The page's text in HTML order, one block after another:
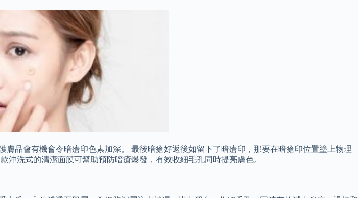
品會有機會令暗瘡印色素加深。 最後暗瘡好返後如留下了暗瘡印，那要在暗瘡印位置塗上物理
洗式的清潔面膜可幫助預防暗瘡爆發，有效收細毛孔同時提亮膚色。